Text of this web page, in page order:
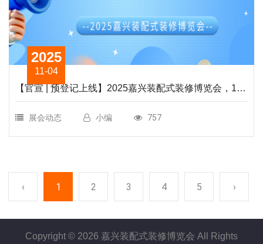
2025
11-04
【官宣 | 预登记上线】2025嘉兴装配式装修博览会，11
月海宁见！实名预约，快速入场指南请查收！
展会动态 小编 757
‹ 1 2 3 4 5 ›
Copyright © 2026 嘉兴装配式装修博览会 All Rights